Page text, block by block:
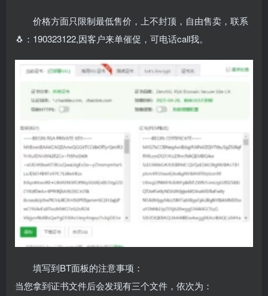
价格方面只限制最低售价，上不封顶，自由售卖，联系
🐧：190323122,因客户来单催促，可电话call我。
填写到BT面板的注意事项：
当您拿到证书文件后会发现有三个文件，依次为：